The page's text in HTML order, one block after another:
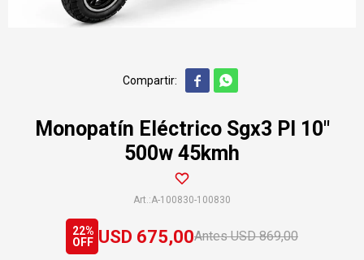
 
Monopatín Eléctrico Sgx3 Pl 10"
500w 45kmh
A-100830-100830
USD 675,00 USD 869,00
22